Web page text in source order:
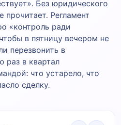
Без юридического
Регламент
«контроль ради
в пятницу вечером не
перезвонить в
раз в квартал
что устарело, что
сделку.